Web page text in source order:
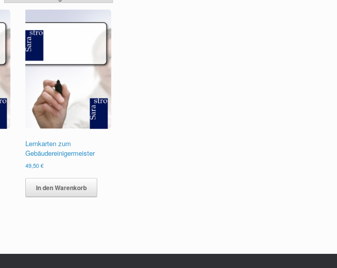
Lernkarten zum
Gebäudereinigermeister
49,50€
In den Warenkorb